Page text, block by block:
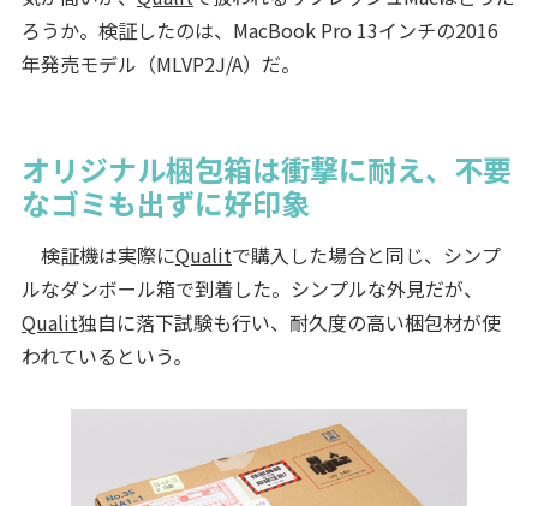
ろうか。検証したのは、MacBook Pro 13インチの2016
年発売モデル（MLVP2J/A）だ。
オリジナル梱包箱は衝撃に耐え、不要
なゴミも出ずに好印象
検証機は実際にQualitで購入した場合と同じ、シンプ
ルなダンボール箱で到着した。シンプルな外見だが、
Qualit独自に落下試験も行い、耐久度の高い梱包材が使
われているという。